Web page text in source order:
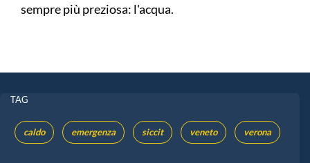
sempre più preziosa: l'acqua.
TAG
caldo emergenza siccit veneto verona